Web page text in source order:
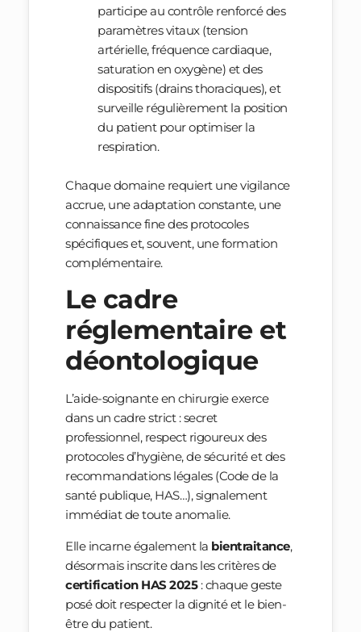
participe au contrôle renforcé des
paramètres vitaux (tension
artérielle, fréquence cardiaque,
saturation en oxygène) et des
dispositifs (drains thoraciques), et
surveille régulièrement la position
du patient pour optimiser la
respiration.
Chaque domaine requiert une vigilance
accrue, une adaptation constante, une
connaissance fine des protocoles
spécifiques et, souvent, une formation
complémentaire.
Le cadre
réglementaire et
déontologique
L’aide-soignante en chirurgie exerce
dans un cadre strict : secret
professionnel, respect rigoureux des
protocoles d’hygiène, de sécurité et des
recommandations légales (Code de la
santé publique, HAS…), signalement
immédiat de toute anomalie.
Elle incarne également la bientraitance,
désormais inscrite dans les critères de
certification HAS 2025: chaque geste
posé doit respecter la dignité et le bien-
être du patient.